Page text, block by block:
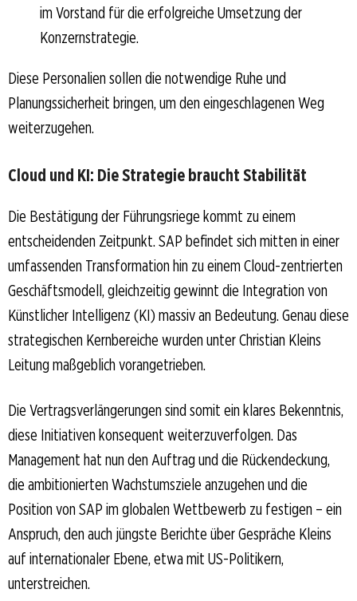
im Vorstand für die erfolgreiche Umsetzung der
Konzernstrategie.
Diese Personalien sollen die notwendige Ruhe und
Planungssicherheit bringen, um den eingeschlagenen Weg
weiterzugehen.
Cloud und KI: Die Strategie braucht Stabilität
Die Bestätigung der Führungsriege kommt zu einem
entscheidenden Zeitpunkt. SAP befindet sich mitten in einer
umfassenden Transformation hin zu einem Cloud-zentrierten
Geschäftsmodell, gleichzeitig gewinnt die Integration von
Künstlicher Intelligenz (KI) massiv an Bedeutung. Genau diese
strategischen Kernbereiche wurden unter Christian Kleins
Leitung maßgeblich vorangetrieben.
Die Vertragsverlängerungen sind somit ein klares Bekenntnis,
diese Initiativen konsequent weiterzuverfolgen. Das
Management hat nun den Auftrag und die Rückendeckung,
die ambitionierten Wachstumsziele anzugehen und die
Position von SAP im globalen Wettbewerb zu festigen – ein
Anspruch, den auch jüngste Berichte über Gespräche Kleins
auf internationaler Ebene, etwa mit US-Politikern,
unterstreichen.